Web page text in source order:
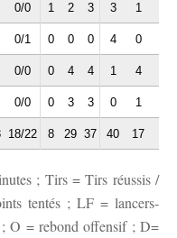
0/0 1 2 3 3 1
0/1 0 0 0 4 0
0/0 0 4 4 1 4
0/0 0 3 3 0 1
18/22 8 29 37 40 17
; Tirs = Tirs réussis /
tentés ; LF = lancers-
; O = rebond offensif ; D=